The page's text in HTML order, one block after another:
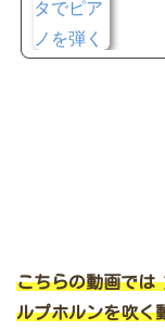
こちらの動画では
ルプホルンを吹く